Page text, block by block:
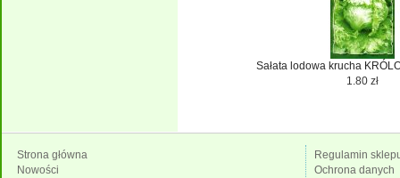
Sałata lodowa krucha
1.80 zł
Strona główna
Nowości
Regulamin
Ochrona danych